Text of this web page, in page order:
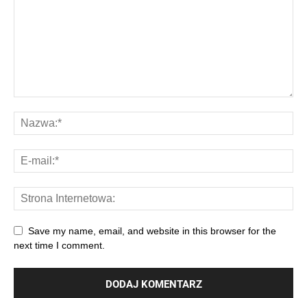
Save my name, email, and website in this browser for the
next time I comment.